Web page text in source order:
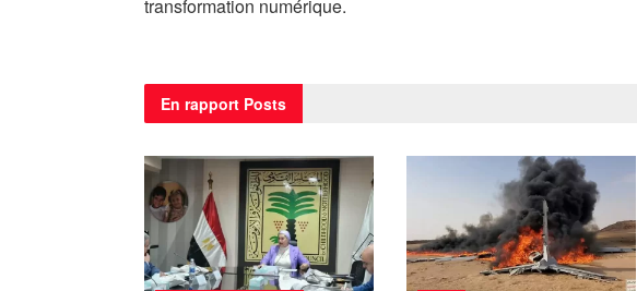
transformation numérique.
En rapport Posts